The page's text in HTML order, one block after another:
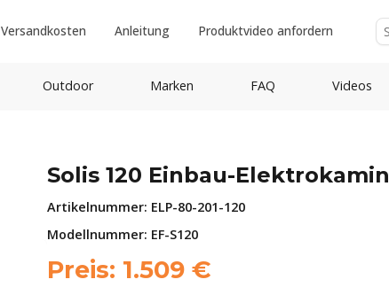
Versandkosten Anleitung Produktvideo anfordern
Outdoor Marken FAQ Videos
Solis 120 Einbau-Elektrokamin
Artikelnummer: ELP-80-201-120
Modellnummer: EF-S120
Preis: 1.509 €